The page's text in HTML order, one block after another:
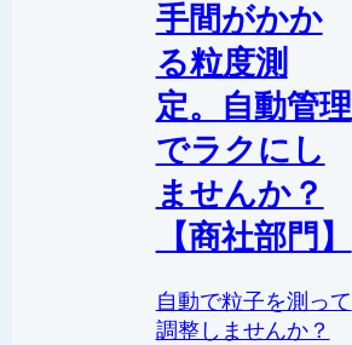
手間がかか
る粒度測
定。自動管理
でラクにし
ませんか？
【商社部門】
自動で粒子を測って
調整しませんか？